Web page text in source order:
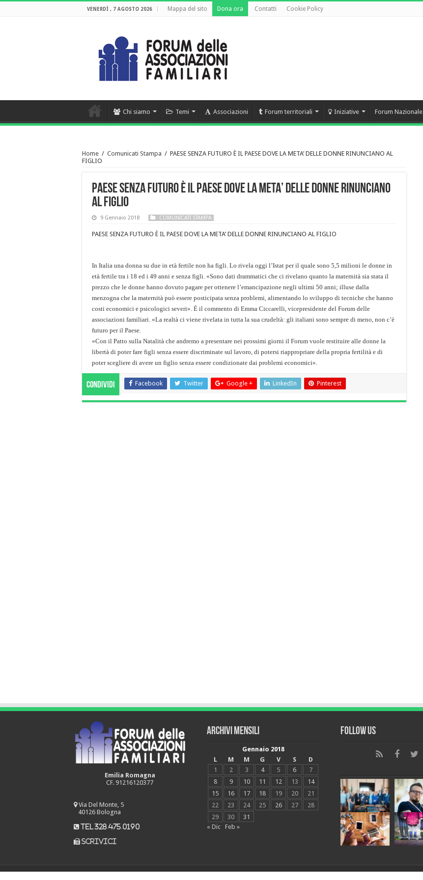
VENERDÌ , 7 AGOSTO 2026 Mappa del sito Dona ora Contatti Cookie Policy
Chi siamo Temi Associazioni Forum territoriali Iniziative Forum Nazionale
Home / Comunicati Stampa / PAESE SENZA FUTURO È IL PAESE DOVE LA META’ DELLE DONNE RINUNCIANO AL
FIGLIO
PAESE SENZA FUTURO È IL PAESE DOVE LA META’ DELLE DONNE RINUNCIANO
AL FIGLIO
9 Gennaio 2018 COMUNICATI STAMPA
PAESE SENZA FUTURO È IL PAESE DOVE LA META’ DELLE DONNE RINUNCIANO AL FIGLIO
In Italia una donna su due in età fertile non ha figli. Lo rivela oggi l’Istat per il quale sono 5,5 milioni le donne in
età fertile tra i 18 ed i 49 anni e senza figli. «Sono dati drammatici che ci rivelano quanto la maternità sia stata il
prezzo che le donne hanno dovuto pagare per ottenere l’emancipazione negli ultimi 50 anni; illuse dalla
menzogna che la maternità può essere posticipata senza problemi, alimentando lo sviluppo di tecniche che hanno
costi economici e psicologici severi». È il commento di Emma Ciccarelli, vicepresidente del Forum delle
associazioni familiari. «La realtà ci viene rivelata in tutta la sua crudeltà: gli italiani sono sempre di meno, non c’è
futuro per il Paese.
«Con il Patto sulla Natalità che andremo a presentare nei prossimi giorni il Forum vuole restituire alle donne la
libertà di poter fare figli senza essere discriminate sul lavoro, di potersi riappropriare della propria fertilità e di
poter scegliere di avere un figlio senza essere condizionate dai problemi economici».
Condividi Facebook Twitter Google + LinkedIn Pinterest
Emilia Romagna
CF. 91216120377
Via Del Monte, 5
40126 Bologna
tel 328.475.0190
scrivici
Archivi mensili
Gennaio 2018
L
M M G V S
D
1
2 3 4 5 6
7
8
9 10 11 12 13
14
15
16 17 18 19 20
21
22
23 24 25 26 27
28
29
30
31
« Dic
Feb »
Follow Us